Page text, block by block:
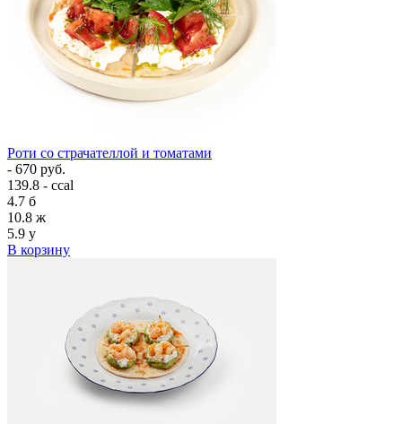
Роти со страчателлой и томатами
- 670 руб.
139.8 - ccal
4.7 б
10.8 ж
5.9 у
В корзину